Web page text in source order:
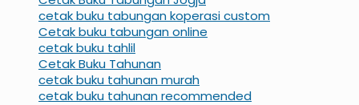
cetak buku tabungan koperasi custom
Cetak buku tabungan online
cetak buku tahlil
Cetak Buku Tahunan
cetak buku tahunan murah
cetak buku tahunan recommended